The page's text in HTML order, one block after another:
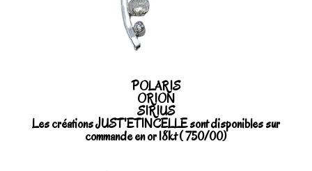
POLARIS
ORION
SIRIUS
Les créations JUST'ETINCELLE sont disponibles sur
commande en or 18kt ( 750/00)